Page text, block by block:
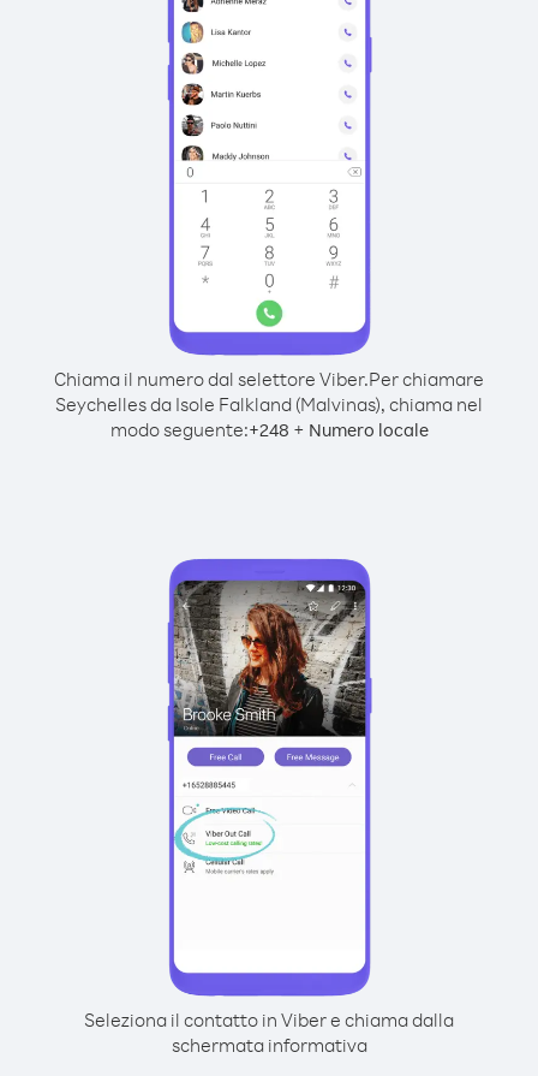
Chiama il numero dal selettore Viber.Per chiamare
Seychelles da Isole Falkland (Malvinas), chiama nel
modo seguente:+248 + Numero locale
Seleziona il contatto in Viber e chiama dalla
schermata informativa